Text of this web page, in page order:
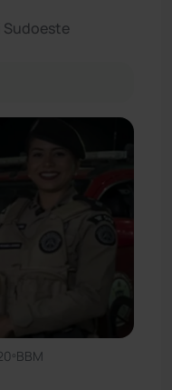
Sudoeste